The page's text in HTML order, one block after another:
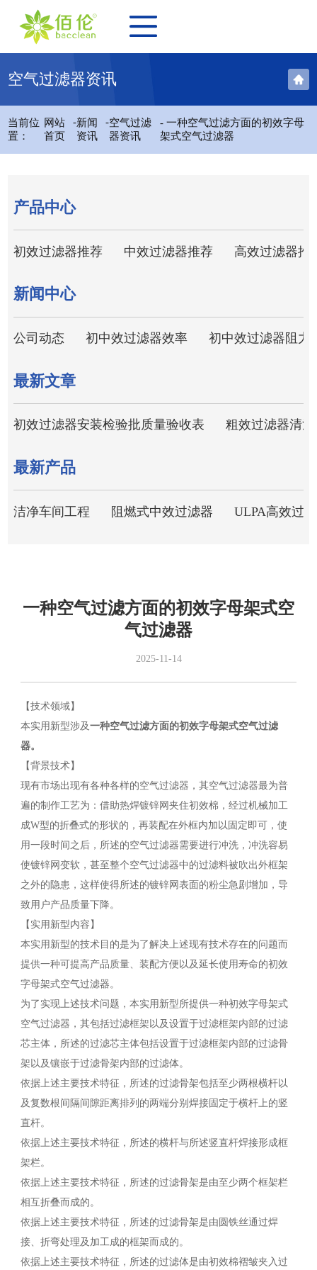
空气过滤器资讯
当前位
置：
网站
首页
-新闻
资讯
-空气过滤
器资讯
- 一种空气过滤方面的初效字母
架式空气过滤器
产品中心
初效过滤器推荐 中效过滤器推荐 高效过滤器推
新闻中心
公司动态 初中效过滤器效率 初中效过滤器阻力
最新文章
初效过滤器安装检验批质量验收表 粗效过滤器清
最新产品
洁净车间工程 阻燃式中效过滤器 ULPA高效过
一种空气过滤方面的初效字母架式空
气过滤器
2025-11-14
【技术领域】
本实用新型涉及一种空气过滤方面的初效字母架式空气过滤
器。
【背景技术】
现有市场出现有各种各样的空气过滤器，其空气过滤器最为普
遍的制作工艺为：借助热焊镀锌网夹住初效棉，经过机械加工
成W型的折叠式的形状的，再装配在外框内加以固定即可，使
用一段时间之后，所述的空气过滤器需要进行冲洗，冲洗容易
使镀锌网变软，甚至整个空气过滤器中的过滤料被吹出外框架
之外的隐患，这样使得所述的镀锌网表面的粉尘急剧增加，导
致用户产品质量下降。
【实用新型内容】
本实用新型的技术目的是为了解决上述现有技术存在的问题而
提供一种可提高产品质量、装配方便以及延长使用寿命的初效
字母架式空气过滤器。
为了实现上述技术问题，本实用新型所提供一种初效字母架式
空气过滤器，其包括过滤框架以及设置于过滤框架内部的过滤
芯主体，所述的过滤芯主体包括设置于过滤框架内部的过滤骨
架以及镶嵌于过滤骨架内部的过滤体。
依据上述主要技术特征，所述的过滤骨架包括至少两根横杆以
及复数根间隔间隙距离排列的两端分别焊接固定于横杆上的竖
直杆。
依据上述主要技术特征，所述的横杆与所述竖直杆焊接形成框
架栏。
依据上述主要技术特征，所述的过滤骨架是由至少两个框架栏
相互折叠而成的。
依据上述主要技术特征，所述的过滤骨架是由圆铁丝通过焊
接、折弯处理及加工成的框架而成的。
依据上述主要技术特征，所述的过滤体是由初效棉褶皱夹入过